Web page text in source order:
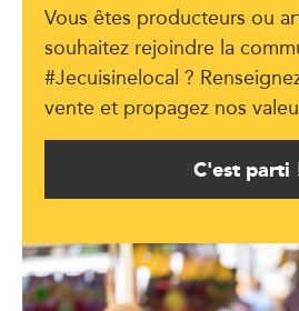
Vous êtes producteurs ou
souhaitez rejoindre la
#Jecuisinelocal ?
vente et propagez nos
C'est parti